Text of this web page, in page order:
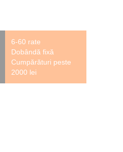
6-60 rate
Dobândă fixă
Cumpărături peste
2000 lei